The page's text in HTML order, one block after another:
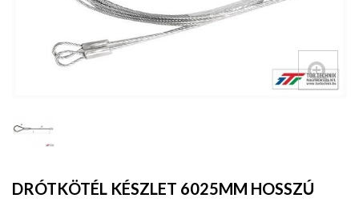
DRÓTKÖTÉL KÉSZLET 6025MM HOSSZÚ